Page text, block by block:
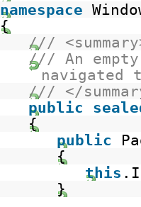
namespace
{
///
/// An
navigated
/// </
public
{
public
{
this
}